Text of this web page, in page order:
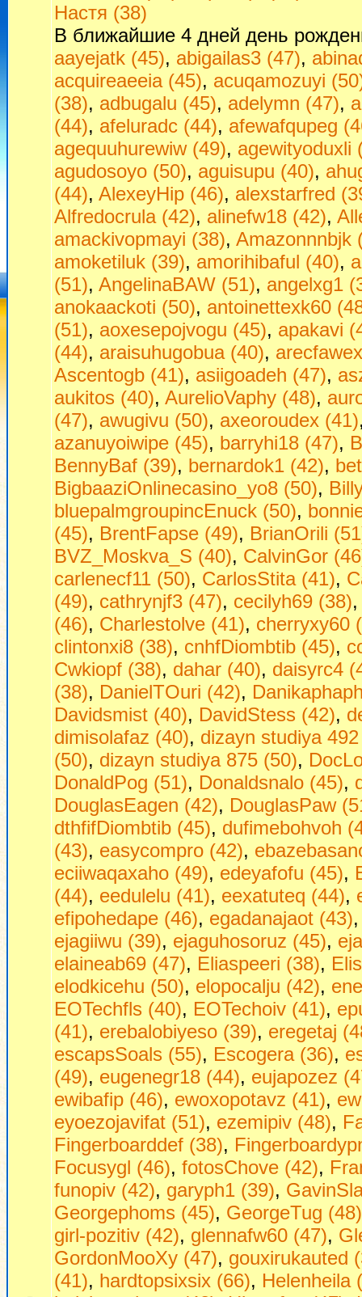
Настя (38)
В ближайшие 4 дней день
aayejatk (45), abigailas3 (47),
acquireaeeia (45), acuqamozuyi
(38), adbugalu (45), adelymn (47),
(44), afeluradc (44), afewafqupeg
agequuhurewiw (49), agewityoduxli
agudosoyo (50), aguisupu (40),
(44), AlexeyHip (46), alexstarfred
Alfredocrula (42), alinefw18 (42),
amackivopmayi (38), Amazonnnbjk
amoketiluk (39), amorihibaful (40),
(51), AngelinaBAW (51), angelxg1
anokaackoti (50), antoinettexk60
(51), aoxesepojvogu (45), apakavi
(44), araisuhugobua (40),
Ascentogb (41), asiigoadeh (47),
aukitos (40), AurelioVaphy (48),
(47), awugivu (50), axeoroudex (41)
azanuyoiwipe (45), barryhi18 (47),
BennyBaf (39), bernardok1 (42),
BigbaaziOnlinecasino_yo8 (50),
bluepalmgroupincEnuck (50),
(45), BrentFapse (49), BrianOrili
BVZ_Moskva_S (40), CalvinGor
carlenecf11 (50), CarlosStita (41),
(49), cathrynjf3 (47), cecilyh69 (38)
(46), Charlestolve (41), cherryxy60
clintonxi8 (38), cnhfDiombtib (45),
Cwkiopf (38), dahar (40), daisyrc4
(38), DanielTOuri (42),
Davidsmist (40), DavidStess (42),
dimisolafaz (40), dizayn studiya
(50), dizayn studiya 875 (50),
DonaldPog (51), Donaldsnalo (45),
DouglasEagen (42), DouglasPaw
dthfifDiombtib (45), dufimebohvoh
(43), easycompro (42),
eciiwaqaxaho (49), edeyafofu (45),
(44), eedulelu (41), eexatuteq (44),
efipohedape (46), egadanajaot (43)
ejagiiwu (39), ejaguhosoruz (45),
elaineab69 (47), Eliaspeeri (38),
elodkicehu (50), elopocalju (42),
EOTechfls (40), EOTechoiv (41),
(41), erebalobiyeso (39), eregetaj
escapsSoals (55), Escogera (36),
(49), eugenegr18 (44), eujapozez
ewibafip (46), ewoxopotavz (41),
eyoezojavifat (51), ezemipiv (48),
Fingerboarddef (38),
Focusygl (46), fotosChove (42),
funopiv (42), garyph1 (39),
Georgephoms (45), GeorgeTug (48)
girl-pozitiv (42), glennafw60 (47),
GordonMooXy (47), gouxirukauted
(41), hardtopsixsix (66), Helenheila